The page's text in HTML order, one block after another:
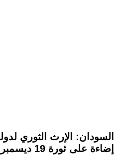
السودان: الإرث الثوري
إضاءة على ثورة 19 ديسمبر 2018 (4- 5)